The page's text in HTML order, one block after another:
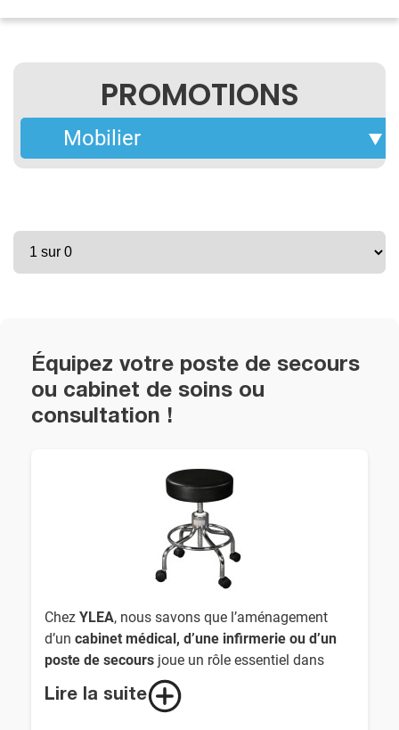
PROMOTIONS
Équipez votre poste de secours
ou cabinet de soins ou
consultation !
Chez YLEA, nous savons que l’aménagement
d’un cabinet médical, d’une infirmerie ou d’un
poste de secours joue un rôle essentiel dans
l’efficacité des soins et le confort des patients.
C’est pourquoi nous proposons une
Lire la suite